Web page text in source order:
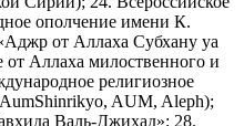
ополчение имени К.
от Аллаха Субхану уа
от Аллаха милоственного и
религиозное
AUM, Aleph);
Валь-Джихад»; 28.